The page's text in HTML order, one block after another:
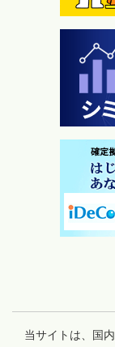
当サイトは、国